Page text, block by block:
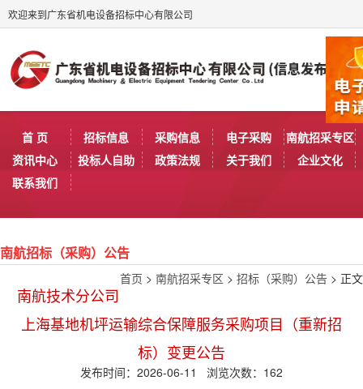
欢迎来到广东省机电设备招标中心有限公司
首 页 招标信息 采购信息 电子采购
南航招采专区
资讯中心
投标人自助 政策法规 关于我们
企业文化
联系我们
南航招标（采购）公告
首页 > 南航招采专区 > 招标（采购）公告 > 正文
南航技术分公司
上海基地机坪运输综合保障服务采购项目（重新招
标）变更公告
发布时间：2026-06-11 浏览次数： 162